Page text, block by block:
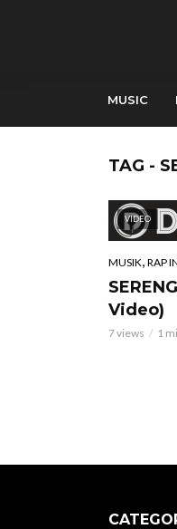
MUSIC
TAG -
VIDEO
MUSIK, RAP
Video)
7 views 1